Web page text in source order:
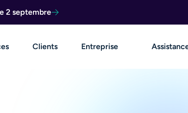
2 septembre
Clients Entreprise